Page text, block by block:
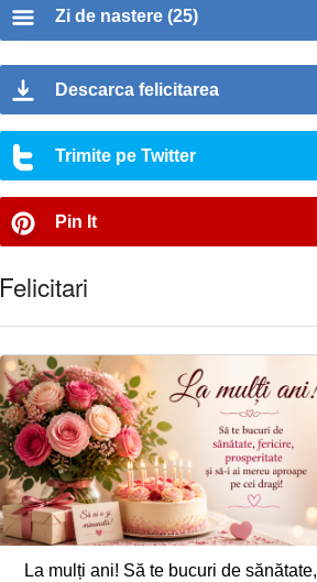
Zi de nastere (25)
Descarca felicitarea
Trimite pe Twitter
Pin It
Felicitari
La mulți ani! Să te bucuri de sănătate,